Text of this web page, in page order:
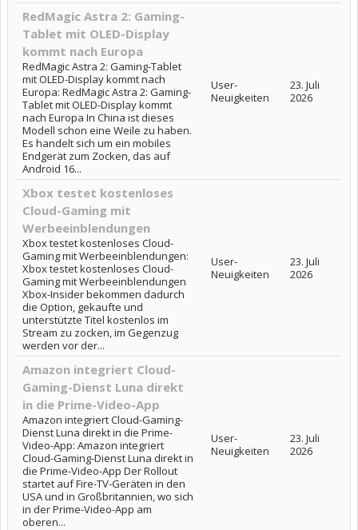
RedMagic Astra 2: Gaming-
Tablet mit OLED-Display
kommt nach Europa
RedMagic Astra 2: Gaming-Tablet
mit OLED-Display kommt nach
Europa: RedMagic Astra 2: Gaming-
Tablet mit OLED-Display kommt
nach Europa In China ist dieses
Modell schon eine Weile zu haben.
Es handelt sich um ein mobiles
Endgerät zum Zocken, das auf
Android 16...
User-
Neuigkeiten
23. Juli
2026
Xbox testet kostenloses
Cloud-Gaming mit
Werbeeinblendungen
Xbox testet kostenloses Cloud-
Gaming mit Werbeeinblendungen:
Xbox testet kostenloses Cloud-
Gaming mit Werbeeinblendungen
Xbox-Insider bekommen dadurch
die Option, gekaufte und
unterstützte Titel kostenlos im
Stream zu zocken, im Gegenzug
werden vor der...
User-
Neuigkeiten
23. Juli
2026
Amazon integriert Cloud-
Gaming-Dienst Luna direkt
in die Prime-Video-App
Amazon integriert Cloud-Gaming-
Dienst Luna direkt in die Prime-
Video-App: Amazon integriert
Cloud-Gaming-Dienst Luna direkt in
die Prime-Video-App Der Rollout
startet auf Fire-TV-Geräten in den
USA und in Großbritannien, wo sich
in der Prime-Video-App am
oberen...
User-
Neuigkeiten
23. Juli
2026